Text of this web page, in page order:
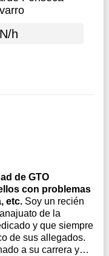
h
de GTO
con problemas
etc. Soy un recién
de la
y que siempre
de sus allegados.
a su carrera y